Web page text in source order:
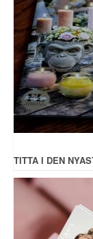
TITTA I DEN